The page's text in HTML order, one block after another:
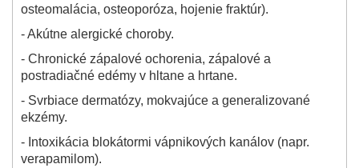
osteomalácia, osteoporóza, hojenie fraktúr).
- Akútne alergické choroby.
- Chronické zápalové ochorenia, zápalové a
postradiačné edémy v hltane a hrtane.
- Svrbiace dermatózy, mokvajúce a generalizované
ekzémy.
- Intoxikácia blokátormi vápnikových kanálov (napr.
verapamilom).